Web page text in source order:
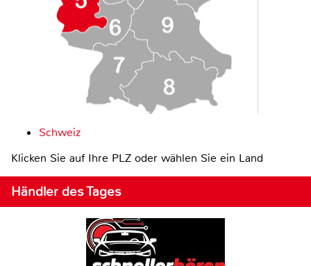
Schweiz
Klicken Sie auf Ihre PLZ oder wählen Sie ein Land
Händler des Tages